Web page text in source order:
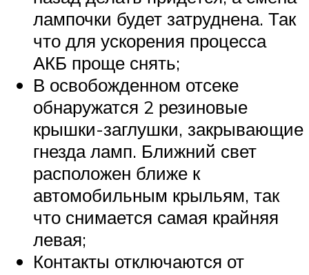
лампочки будет затруднена. Так
что для ускорения процесса
АКБ проще снять;
В освобожденном отсеке
обнаружатся 2 резиновые
крышки-заглушки, закрывающие
гнезда ламп. Ближний свет
расположен ближе к
автомобильным крыльям, так
что снимается самая крайняя
левая;
Контакты отключаются от